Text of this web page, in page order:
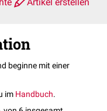
beginne mit einer
im Handbuch.